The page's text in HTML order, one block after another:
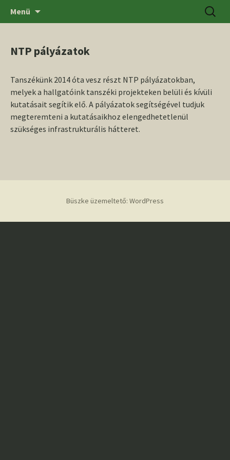
SZTE BTK Régészeti Tanszék
Menü
NTP pályázatok
Tanszékünk 2014 óta vesz részt NTP pályázatokban,
melyek a hallgatóink tanszéki projekteken belüli és kívüli
kutatásait segítik elő. A pályázatok segítségével tudjuk
megteremteni a kutatásaikhoz elengedhetetlenül
szükséges infrastrukturális hátteret.
Büszke üzemeltető: WordPress